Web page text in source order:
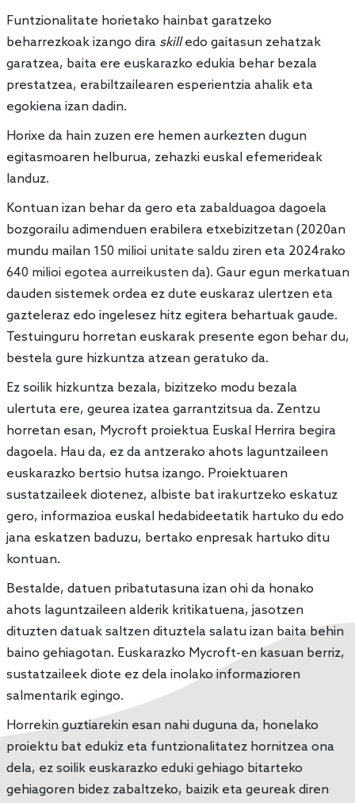
Funtzionalitate horietako hainbat garatzeko
beharrezkoak izango dira skilledo gaitasun zehatzak
garatzea, baita ere euskarazko edukia behar bezala
prestatzea, erabiltzailearen esperientzia ahalik eta
egokiena izan dadin.
Horixe da hain zuzen ere hemen aurkezten dugun
egitasmoaren helburua, zehazki euskal efemerideak
landuz.
Kontuan izan behar da gero eta zabalduagoa dagoela
bozgorailu adimenduen erabilera etxebizitzetan (2020an
mundu mailan 150 milioi unitate saldu zireneta 2024rako
640 milioi egotea aurreikusten da). Gaur egun merkatuan
dauden sistemek ordea ez dute euskaraz ulertzen eta
gazteleraz edo ingelesez hitz egitera behartuak gaude.
Testuinguru horretan euskarak presente egon behar du,
bestela gure hizkuntza atzean geratuko da.
Ez soilik hizkuntza bezala, bizitzeko modu bezala
ulertuta ere, geurea izatea garrantzitsua da. Zentzu
horretan esan, Mycroft proiektua Euskal Herrira begira
dagoela. Hau da, ez da antzerako ahots laguntzaileen
euskarazko bertsio hutsa izango. Proiektuaren
sustatzaileek diotenez, albiste bat irakurtzeko eskatuz
gero, informazioa euskal hedabideetatik hartuko du edo
jana eskatzen baduzu, bertako enpresak hartuko ditu
kontuan.
Bestalde, datuen pribatutasuna izan ohi da honako
ahots laguntzaileen alderik kritikatuena, jasotzen
dituzten datuak saltzen dituztela salatu izan baita behin
baino gehiagotan. Euskarazko Mycroft-en kasuan berriz,
sustatzaileek diote ez dela inolako informazioren
salmentarik egingo.
Horrekin guztiarekin esan nahi duguna da, honelako
proiektu bat edukiz eta funtzionalitatez hornitzea ona
dela, ez soilik euskarazko eduki gehiago bitarteko
gehiagoren bidez zabaltzeko, baizik eta geureak diren